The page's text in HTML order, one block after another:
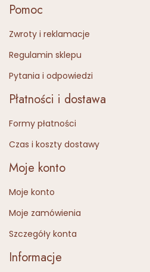
Pomoc
Zwroty i reklamacje
Regulamin sklepu
Pytania i odpowiedzi
Płatności i dostawa
Formy płatności
Czas i koszty dostawy
Moje konto
Moje konto
Moje zamówienia
Szczegóły konta
Informacje